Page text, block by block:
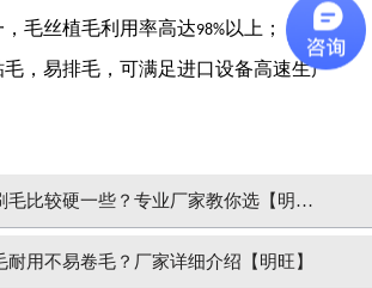
毛丝植毛利用率高达98%以上 ；
，易排毛，可满足进口设备高速生产
毛比较硬一些？专业厂家教你选【明
耐用不易卷毛？厂家详细介绍【明旺】